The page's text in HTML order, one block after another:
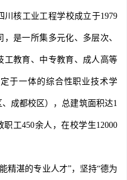
川核工业工程学校成立于1979
是一所集多元化、多层次、
工教育、中专教育、成人高等
于一体的综合性职业技术学
成都校区），总建筑面积达1
工450余人，在校学生12000
湛的专业人才”，坚持“德为